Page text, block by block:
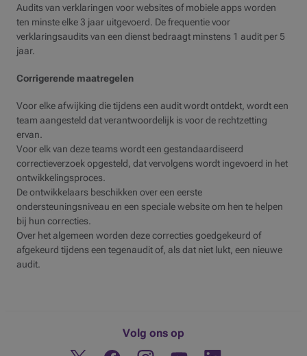
Audits van verklaringen voor websites of mobiele apps worden
ten minste elke 3 jaar uitgevoerd. De frequentie voor
verklaringsaudits van een dienst bedraagt minstens 1 audit per 5
jaar.
Corrigerende maatregelen
Voor elke afwijking die tijdens een audit wordt ontdekt, wordt een
team aangesteld dat verantwoordelijk is voor de rechtzetting
ervan.
Voor elk van deze teams wordt een gestandaardiseerd
correctieverzoek opgesteld, dat vervolgens wordt ingevoerd in het
ontwikkelingsproces.
De ontwikkelaars beschikken over een eerste
ondersteuningsniveau en een speciale website om hen te helpen
bij hun correcties.
Over het algemeen worden deze correcties goedgekeurd of
afgekeurd tijdens een tegenaudit of, als dat niet lukt, een nieuwe
audit.
Volg ons op